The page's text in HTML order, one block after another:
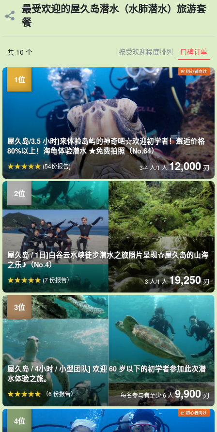
最受欢迎的屋久岛潜水（水肺潜水）旅游套
餐
共 10 个 按受欢迎程度排列 口碑订单
屋久岛/3.5 小时]来体验岛屿的神奇吧☆欢迎初学者！邂逅价格
80%以上！海龟体验潜水 ★免费拍照（No.64）
3-4 人/1 人12,000 刃
(54份报告)
屋久岛 / 1日]白谷云水峡徒步潜水之旅照片呈现☆屋久岛的山海
之乐♪（No.4）
3 人/1 人19,250 刃
(7 份报告）
屋久岛 / 4小时 / 小型团队] 欢迎 60 岁以下的初学者参加此次潜
水体验之旅。
每名参与者至少 6 人9,900 刃
（6 份报告）